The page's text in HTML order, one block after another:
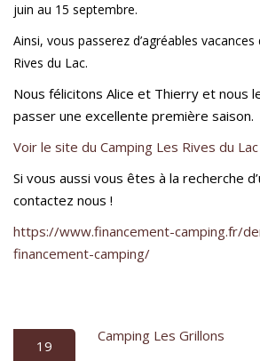
juin au 15 septembre.
Ainsi, vous passerez d’agréables
Rives du Lac.
Nous félicitons Alice et Thierry et nous
passer une excellente première saison.
Voir le site du Camping Les Rives du Lac
Si vous aussi vous êtes à la recherche
contactez nous !
https://www.financement-camping.fr/
financement-camping/
19
Camping Les Grillons